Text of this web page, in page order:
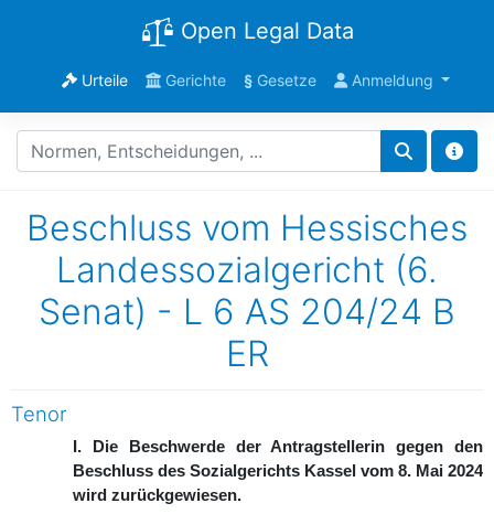
Open Legal Data
Urteile Gerichte §Gesetze Anmeldung
Beschluss vom Hessisches
Landessozialgericht (6.
Senat) - L 6 AS 204/24 B
ER
Tenor
I. Die Beschwerde der Antragstellerin gegen den
Beschluss des Sozialgerichts Kassel vom 8. Mai 2024
wird zurückgewiesen.